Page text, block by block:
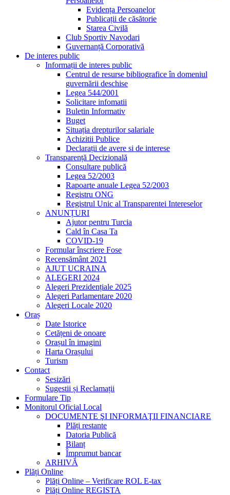
Evidența Persoanelor
Publicații de căsătorie
Starea Civilă
Club Sportiv Navodari
Guvernanță Corporativă
De interes public
Informații de interes public
Centrul de resurse bibliografice în domeniul
guvernării deschise
Legea 544/2001
Solicitare infomatii
Buletin Informativ
Buget
Situația drepturilor salariale
Achizitii Publice
Declarații de avere si de interese
Transparență Decizională
Consultare publică
Legea 52/2003
Rapoarte anuale Legea 52/2003
Registru ONG
Registrul Unic al Transparentei Intereselor
ANUNȚURI
Ajutor pentru Turcia
Cald în Casa Ta
COVID-19
Formular înscriere Fose
Recensământ 2021
AJUT UCRAINA
ALEGERI 2024
Alegeri Prezidențiale 2025
Alegeri Parlamentare 2020
Alegeri Locale 2020
Oraș
Date Istorice
Cetățeni de onoare
Orașul în imagini
Harta Orașului
Turism
Contact
Sesizări
Sugestii și Reclamații
Formulare Tip
Monitorul Oficial Local
DOCUMENTE ŞI INFORMAŢII FINANCIARE
Plăți restante
Datoria Publică
Bilanț
Împrumut bancar
ARHIVĂ
Plăți Online
Plăți Online – Verificare ROL E-tax
Plăți Online REGISTA